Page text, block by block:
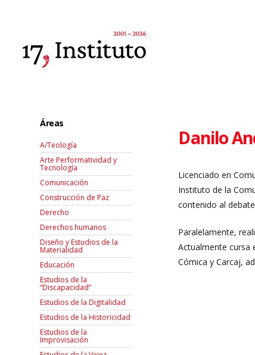
Danilo
Licenciado en
Instituto de la
contenido al
Paralelamente,
Actualmente cursa
Cómica y Carcaj,
Áreas
A/Teología
Arte Performatividad y
Tecnología
Comunicación
Construcción de Paz
Derecho
Derechos humanos
Diseño y Estudios de la
Materialidad
Educación
Estudios de la
“Discapacidad”
Estudios de la Digitalidad
Estudios de la Historicidad
Estudios de la
Improvisación